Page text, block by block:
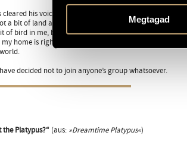
Megtagad
cleared his voice and he said: Thank you, everyone, for
a bit of land animal in me because of my fur, and I
of bird in me, because of my bill, and I lay eggs. And I
my home is right next door to the water’s edge, and I
decided not to join anyone’s group whatsoever.
Platypus?“ (aus: »Dreamtime Platypus«)